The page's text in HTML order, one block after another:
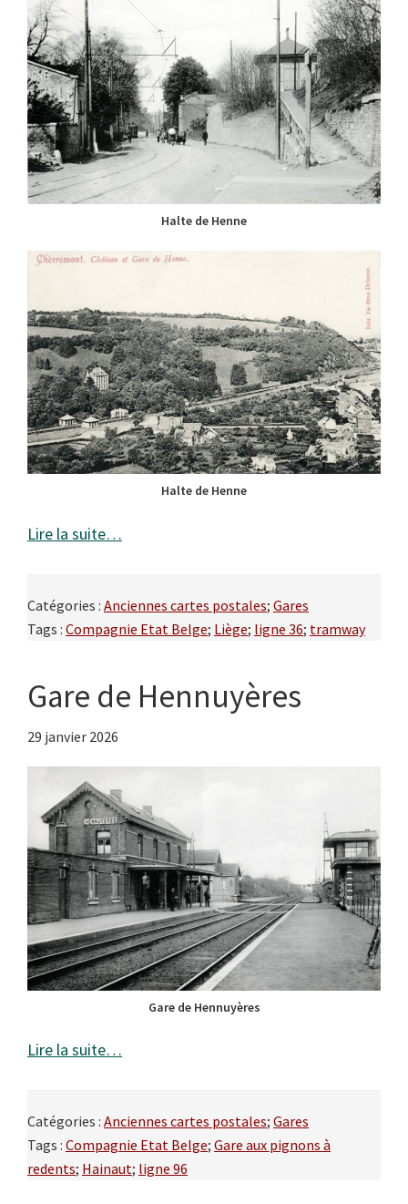
Halte de Henne
Halte de Henne
Lire la suite…
Catégories : Anciennes cartes postales; Gares
Tags : Compagnie Etat Belge; Liège; ligne 36; tramway
Gare de Hennuyères
29 janvier 2026
Gare de Hennuyères
Lire la suite…
Catégories : Anciennes cartes postales; Gares
Tags : Compagnie Etat Belge; Gare aux pignons à
redents; Hainaut; ligne 96